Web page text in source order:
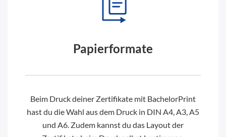
Papierformate
Beim Druck deiner Zertifikate mit BachelorPrint
hast du die Wahl aus dem Druck in DIN A4, A3, A5
und A6. Zudem kannst du das Layout der